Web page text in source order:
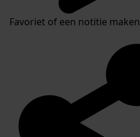
Favoriet of een notitie maken